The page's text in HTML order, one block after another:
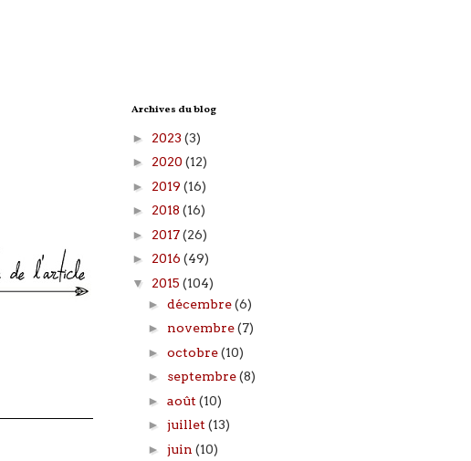
Archives du blog
► 2023 (3)
► 2020 (12)
► 2019 (16)
► 2018 (16)
► 2017(26)
► 2016 (49)
▼ 2015 (104)
► décembre(6)
► novembre(7)
► octobre(10)
► septembre(8)
► août (10)
► juillet (13)
► juin (10)